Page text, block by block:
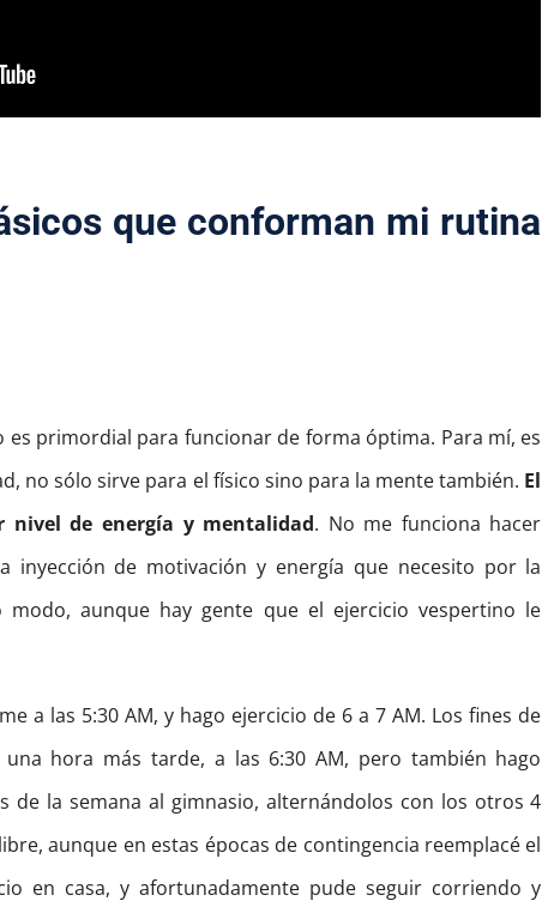
que conforman mi rutina
es primordial para funcionar de forma óptima. Para mí, es
no sólo sirve para el físico sino para la mente también. El
nivel de energía y mentalidad. No me funciona hacer
inyección de motivación y energía que necesito por la
aunque hay gente que el ejercicio vespertino le
a las 5:30 AM, y hago ejercicio de 6 a 7 AM. Los fines de
hora más tarde, a las 6:30 AM, pero también hago
de la semana al gimnasio, alternándolos con los otros 4
aunque en estas épocas de contingencia reemplacé el
en casa, y afortunadamente pude seguir corriendo y